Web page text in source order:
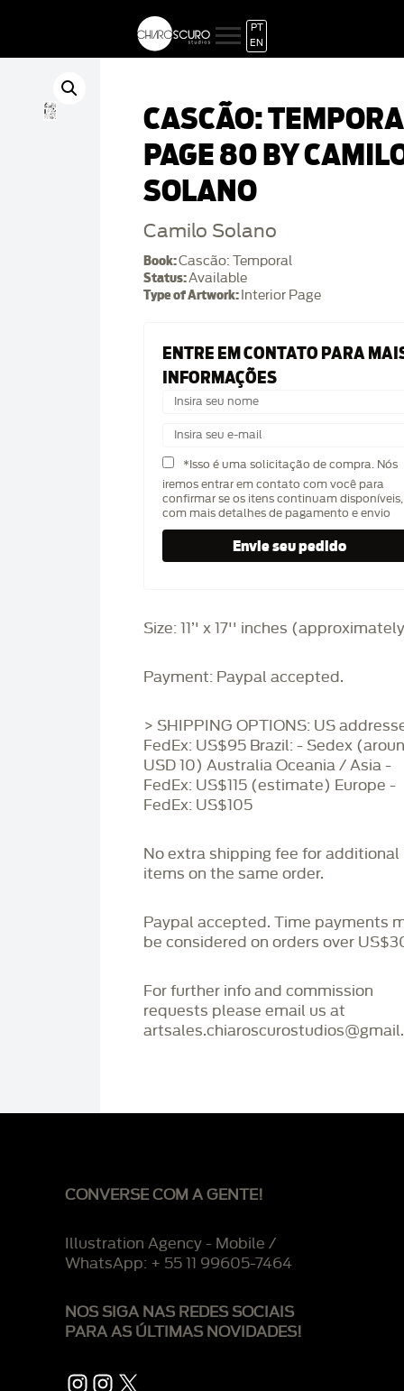
PT
EN
CASCÃO:
PAGE 80 BY
SOLANO
Camilo Solano
Book:Cascão: Temporal
Status:Available
Type of Artwork: Interior Page
ENTRE EM CONTATO PARA
INFORMAÇÕES
*Isso é uma solicitação de compra. Nós
iremos entrar em contato com você para
confirmar se os itens continuam disponíveis,
com mais detalhes de pagamento e envio
Size: 11’' x 17'' inches
Payment: Paypal accepted.
> SHIPPING OPTIONS: US
FedEx: US$95 Brazil: - Sedex
USD 10) Australia Oceania / Asia -
FedEx: US$115 (estimate) Europe -
FedEx: US$105
No extra shipping fee for additional
items on the same order.
Paypal accepted. Time payments
be considered on orders over
For further info and commission
requests please email us at
CONVERSE COM A GENTE!
Illustration Agency - Mobile /
WhatsApp: + 55 11 99605-7464
NOS SIGA NAS REDES SOCIAIS
PARA AS ÚLTIMAS NOVIDADES!
Instagram
Instagram
X